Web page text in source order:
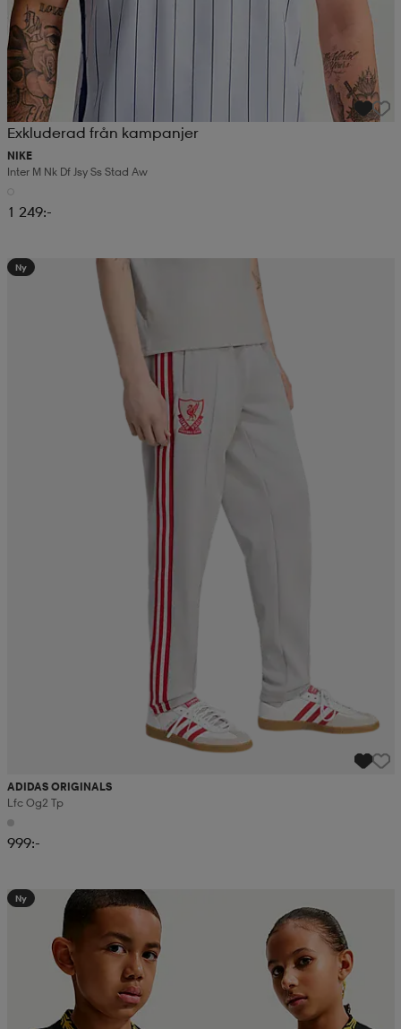
Exkluderad från kampanjer
NIKE
Inter M Nk Df Jsy Ss Stad Aw
1 249:-
Ny
ADIDAS ORIGINALS
Lfc Og2 Tp
999:-
Ny